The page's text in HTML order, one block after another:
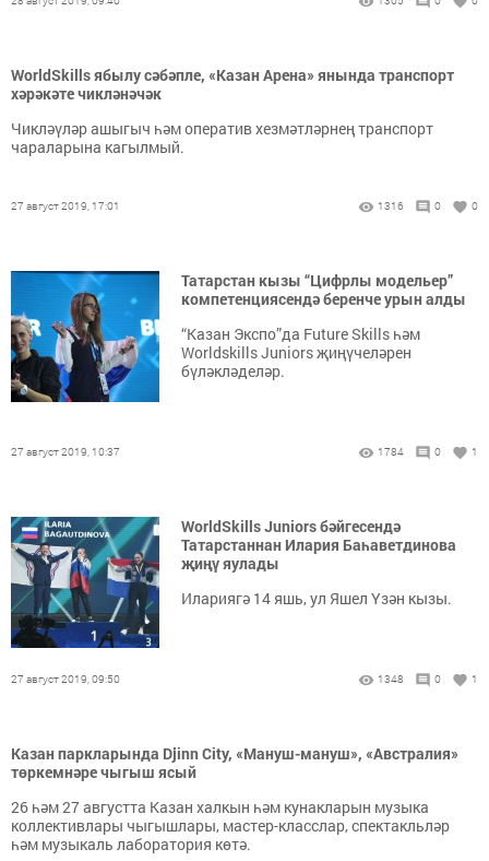
WorldSkills ябылу сәбәпле, «Казан Арена» янында транспорт
хәрәкәте чикләнәчәк
Чикләүләр ашыгыч һәм оператив хезмәтләрнең транспорт
чараларына кагылмый.
27 август 2019, 17:01 1316 0 0
Татарстан кызы “Цифрлы модельер”
компетенциясендә беренче урын алды
“Казан Экспо”да Future Skills һәм
Worldskills Juniors җиңүчеләрен
бүләкләделәр.
27 август 2019, 10:37 1784 0 1
WorldSkills Juniors бәйгесендә
Татарстаннан Илария Баһаветдинова
җиңү яулады
Илариягә 14 яшь, ул Яшел Үзән кызы.
27 август 2019, 09:50 1348 0 1
Казан паркларында Djinn City, «Мануш-мануш», «Австралия»
төркемнәре чыгыш ясый
26 һәм 27 августта Казан халкын һәм кунакларын музыка
коллективлары чыгышлары, мастер-класслар, спектакльләр
һәм музыкаль лаборатория көтә.